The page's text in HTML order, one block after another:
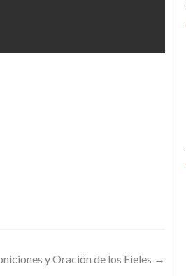
y Oración de los Fieles →